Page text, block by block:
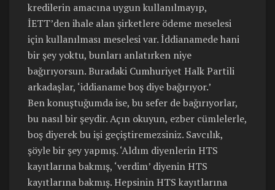
kredilerin amacına uygun kullanılmayıp,
İETT’den ihale alan şirketlere ödeme meselesi
için kullanılması meselesi var. İddianamede hani
bir şey yoktu, bunları anlatırken niye
bağırıyorsun. Buradaki Cumhuriyet Halk Partili
arkadaşlar, ‘iddianame boş diye bağırıyor.’
Ben konuştuğumda ise, bu sefer de bağırıyorlar,
bu nasıl bir şeydir. Açın okuyun, ezber cümlelerle,
boş diyerek bu işi geçiştiremezsiniz. Savcılık,
şöyle bir şey yapmış. ‘Aldım diyenlerin HTS
kayıtlarına bakmış, ‘verdim’ diyenin HTS
kayıtlarına bakmış. Hepsinin HTS kayıtlarına